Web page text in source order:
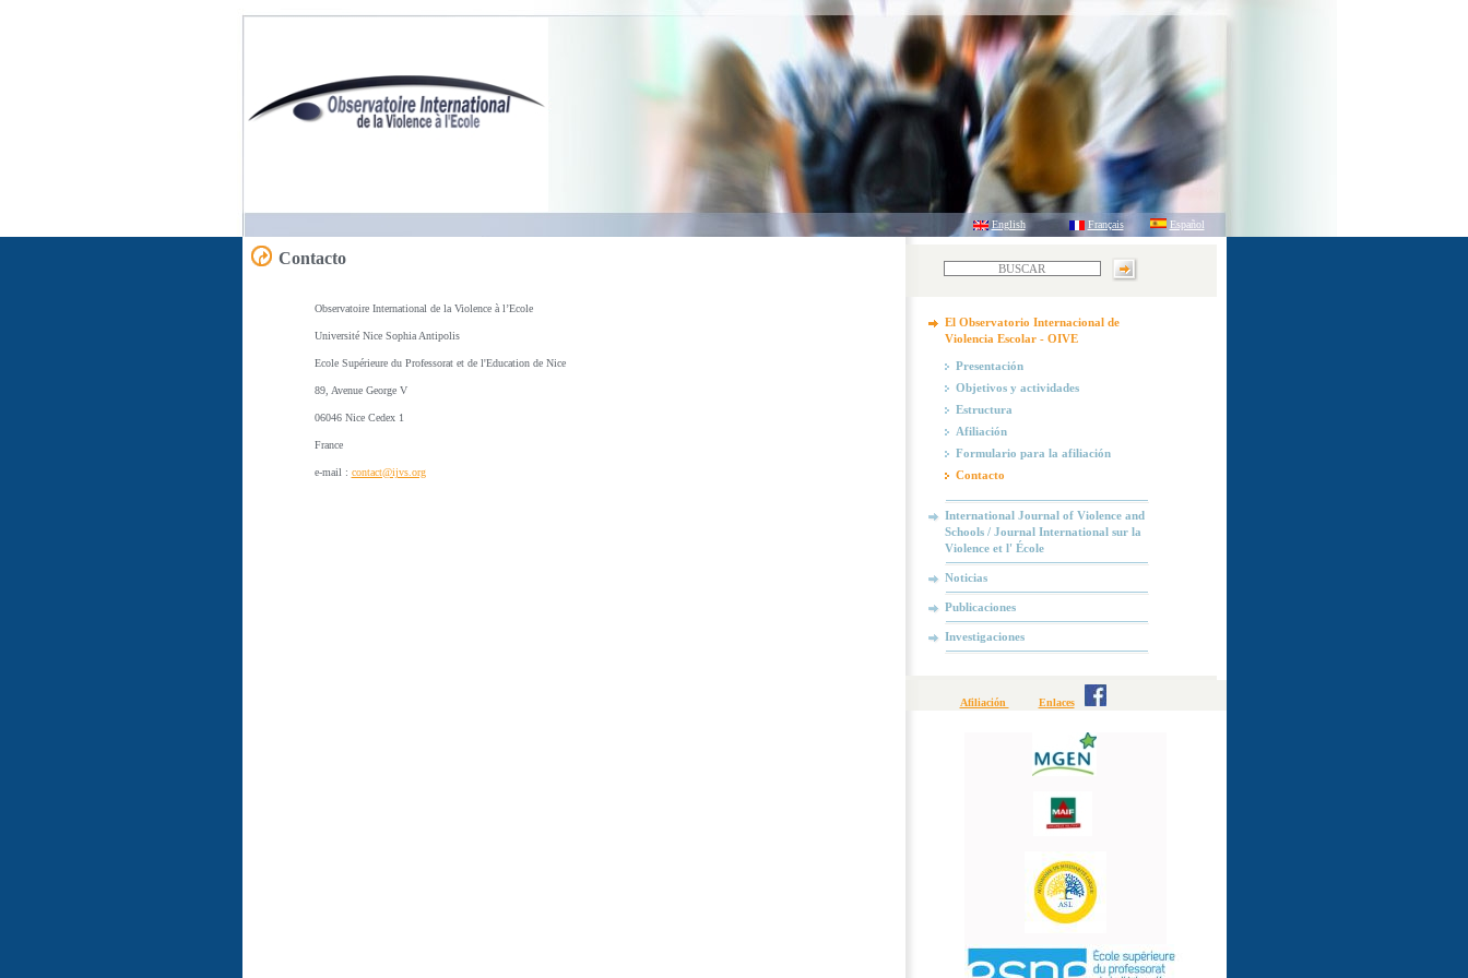
English Français Español
Contacto
Observatoire International de la Violence à l’Ecole
Université Nice Sophia Antipolis
Ecole Supérieure du Professorat et de l'Education de Nice
89, Avenue George V
06046 Nice Cedex 1
France
e-mail : contact@ijvs.org
El Observatorio Internacional de
Violencia Escolar - OIVE
Presentación
Objetivos y actividades
Estructura
Afiliación
Formulario para la afiliación
Contacto
International Journal of Violence and
Schools / Journal International sur la
Violence et l' École
Noticias
Publicaciones
Investigaciones
Afiliación Enlaces